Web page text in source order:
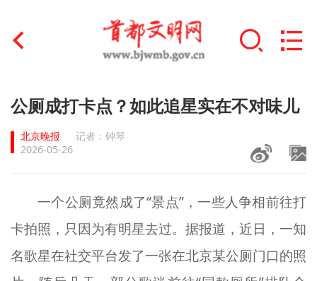
首页
文明创建
文明培育
+
未成年人思想道德建设
榜样人物
+
公厕成打卡点？如此追星实在不对味儿
北京晚报
记者：钟琴
2026-05-26
一个公厕竟然成了“景点”，一些人争相前往打
卡拍照，只因为有明星去过。据报道，近日，一知
名歌星在社交平台发了一张在北京某公厕门口的照